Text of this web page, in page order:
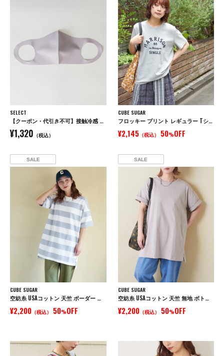
SELECT
【クーポン・代引き不可】接触冷感 ウォッシャブル UVカット 3Dマスク 3枚セット / 送料無料 / 夏用
¥1,320 （税込）
CUBE SUGAR
フロッキー プリント レギュラー Tシャツ
¥2,145（税込） 50%OFF
SALE
CUBE SUGAR
空紡糸 USAコットン 天竺 ボーダー ボトル入り 脇スリット チュニック ボトルTee
¥2,200 （税込） 50%OFF
SALE
CUBE SUGAR
空紡糸 USAコットン 天竺 無地 ボトル入り 脇スリット チュニック ボトルTee
¥2,200（税込） 50%OFF